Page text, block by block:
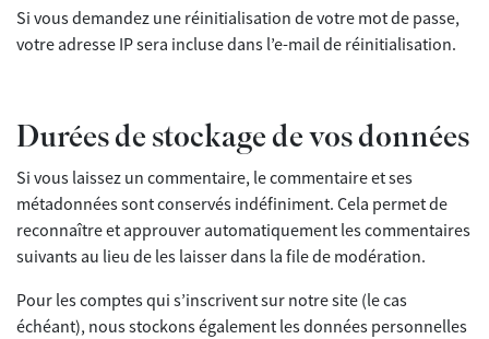
Si vous demandez une réinitialisation de votre mot de passe,
votre adresse IP sera incluse dans l’e-mail de réinitialisation.
Durées de stockage de vos données
Si vous laissez un commentaire, le commentaire et ses
métadonnées sont conservés indéfiniment. Cela permet de
reconnaître et approuver automatiquement les commentaires
suivants au lieu de les laisser dans la file de modération.
Pour les comptes qui s’inscrivent sur notre site (le cas
échéant), nous stockons également les données personnelles